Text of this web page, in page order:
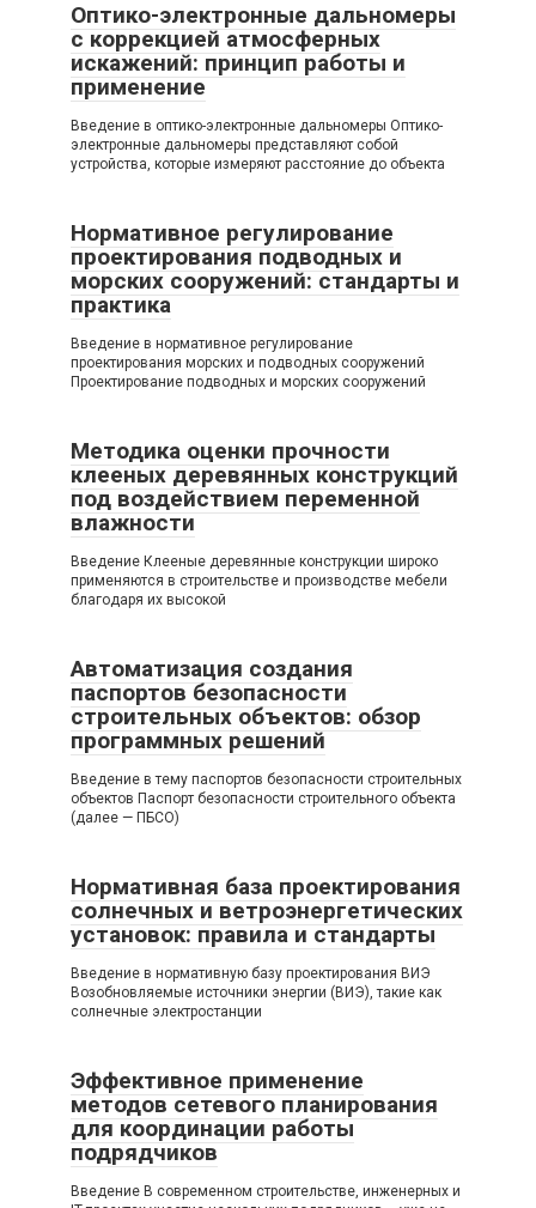
Оптико-электронные дальномеры
с коррекцией атмосферных
искажений: принцип работы и
применение
Введение в оптико-электронные дальномеры Оптико-
электронные дальномеры представляют собой
устройства, которые измеряют расстояние до объекта
Нормативное регулирование
проектирования подводных и
морских сооружений: стандарты и
практика
Введение в нормативное регулирование
проектирования морских и подводных сооружений
Проектирование подводных и морских сооружений
Методика оценки прочности
клееных деревянных конструкций
под воздействием переменной
влажности
Введение Клееные деревянные конструкции широко
применяются в строительстве и производстве мебели
благодаря их высокой
Автоматизация создания
паспортов безопасности
строительных объектов: обзор
программных решений
Введение в тему паспортов безопасности строительных
объектов Паспорт безопасности строительного объекта
(далее — ПБСО)
Нормативная база проектирования
солнечных и ветроэнергетических
установок: правила и стандарты
Введение в нормативную базу проектирования ВИЭ
Возобновляемые источники энергии (ВИЭ), такие как
солнечные электростанции
Эффективное применение
методов сетевого планирования
для координации работы
подрядчиков
Введение В современном строительстве, инженерных и